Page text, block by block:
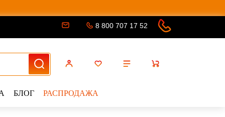
8 800 707 17 52
БЛОГ РАСПРОДАЖА